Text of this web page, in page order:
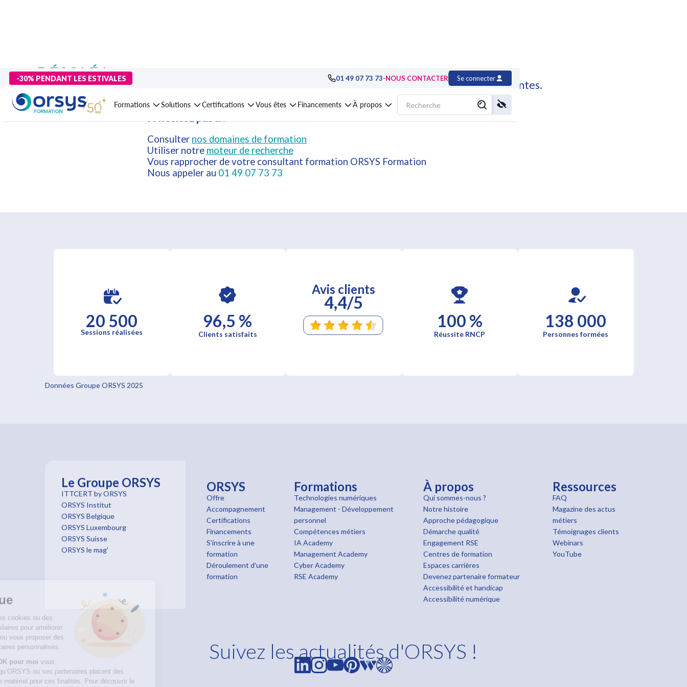
Bienvenue
Nous utilisons des cookies ou des
technologies similaires pour améliorer
votre navigation ou vous proposer des
contenus publicitaires personnalisés.
En cliquant sur
consentez à ce qu’ORSYS ou ses partenaires placent des
cookies sur votre matériel pour ces finalités. Pour découvrir le
-30% PENDANT LES ESTIVALES 01 49 07 73 73-NOUS CONTACTER Se connecter
Formations Solutions Certifications Vous êtes Financements À propos
DÉSOLÉ !
Cette formation n'est plus disponible mais d'autres formations ORSYS peuvent répondre à vos attentes.
Consulter nos domaines de formation
Utiliser notre moteur de recherche
Vous rapprocher de votre consultant formation ORSYS Formation
Nous appeler au 01 49 07 73 73
20 500
Sessions réalisées
96,5 %
Clients satisfaits
Avis clients
4,4/5
100 %
Réussite RNCP
138 000
Personnes formées
Données Groupe ORSYS 2025
Le Groupe ORSYS
ITTCERT by ORSYS
ORSYS Institut
ORSYS Belgique
ORSYS Luxembourg
ORSYS Suisse
ORSYS le mag'
ORSYS
Offre
Accompagnement
Certifications
Financements
S'inscrire à une
formation
Déroulement d'une
formation
Formations
Technologies numériques
Management - Développement
personnel
Compétences métiers
IA Academy
Management Academy
Cyber Academy
RSE Academy
À propos
Qui sommes-nous ?
Notre histoire
Approche pédagogique
Démarche qualité
Engagement RSE
Centres de formation
Espaces carrières
Devenez partenaire formateur
Accessibilité et handicap
Accessibilité numérique
Ressources
FAQ
Magazine des actus
métiers
Témoignages clients
Webinars
YouTube
Suivez les actualités d'ORSYS !